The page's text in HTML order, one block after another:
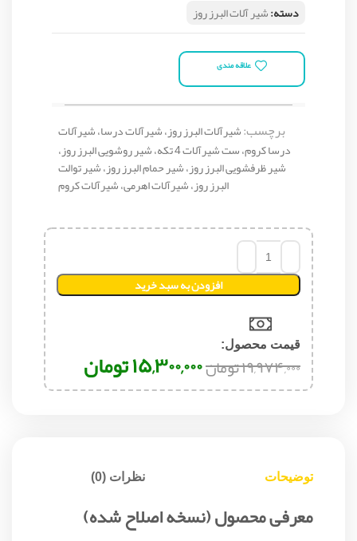
دسته:شیر آلات البرز روز
علاقه مندی
برچسب:شیرآلات البرز روز، شیرآلات درسا، شیرآلات
درسا کروم، ست شیرآلات 4 تکه، شیر روشویی البرز روز،
شیر ظرفشویی البرز روز، شیر حمام البرز روز، شیر توالت
البرز روز، شیرآلات اهرمی، شیرآلات کروم
افزودن به سبد خرید
قیمت محصول:​
۱۹,۹۷۴,۰۰۰تومان۱۵,۳۰۰,۰۰۰تومان
توضیحات نظرات (0)
معرفی محصول (نسخه اصلاح شده)